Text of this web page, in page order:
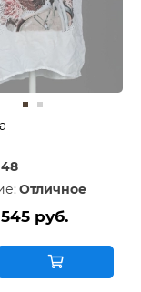
48
Отличное
545 руб.